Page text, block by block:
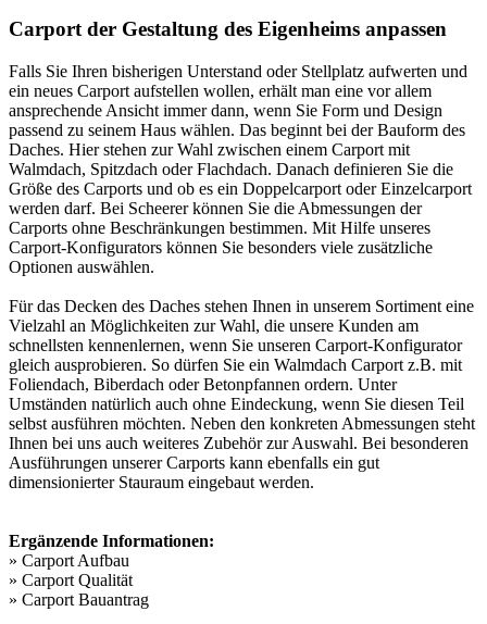
Carport der Gestaltung des Eigenheims anpassen
Falls Sie Ihren bisherigen Unterstand oder Stellplatz aufwerten und
ein neues Carport aufstellen wollen, erhält man eine vor allem
ansprechende Ansicht immer dann, wenn Sie Form und Design
passend zu seinem Haus wählen. Das beginnt bei der Bauform des
Daches. Hier stehen zur Wahl zwischen einem Carport mit
Walmdach, Spitzdach oder Flachdach. Danach definieren Sie die
Größe des Carports und ob es ein Doppelcarport oder Einzelcarport
werden darf. Bei Scheerer können Sie die Abmessungen der
Carports ohne Beschränkungen bestimmen. Mit Hilfe unseres
Carport-Konfigurators können Sie besonders viele zusätzliche
Optionen auswählen.
Für das Decken des Daches stehen Ihnen in unserem Sortiment eine
Vielzahl an Möglichkeiten zur Wahl, die unsere Kunden am
schnellsten kennenlernen, wenn Sie unseren Carport-Konfigurator
gleich ausprobieren. So dürfen Sie ein Walmdach Carport z.B. mit
Foliendach, Biberdach oder Betonpfannen ordern. Unter
Umständen natürlich auch ohne Eindeckung, wenn Sie diesen Teil
selbst ausführen möchten. Neben den konkreten Abmessungen steht
Ihnen bei uns auch weiteres Zubehör zur Auswahl. Bei besonderen
Ausführungen unserer Carports kann ebenfalls ein gut
dimensionierter Stauraum eingebaut werden.
Ergänzende Informationen:
» Carport Aufbau
» Carport Qualität
» Carport Bauantrag